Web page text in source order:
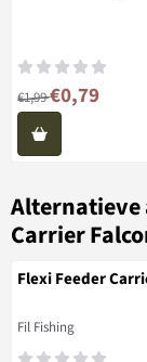
Van 1,99 voor 0,79
€1,99€0,79
Carrier
Flexi Feeder
Merk:
Fil Fishing